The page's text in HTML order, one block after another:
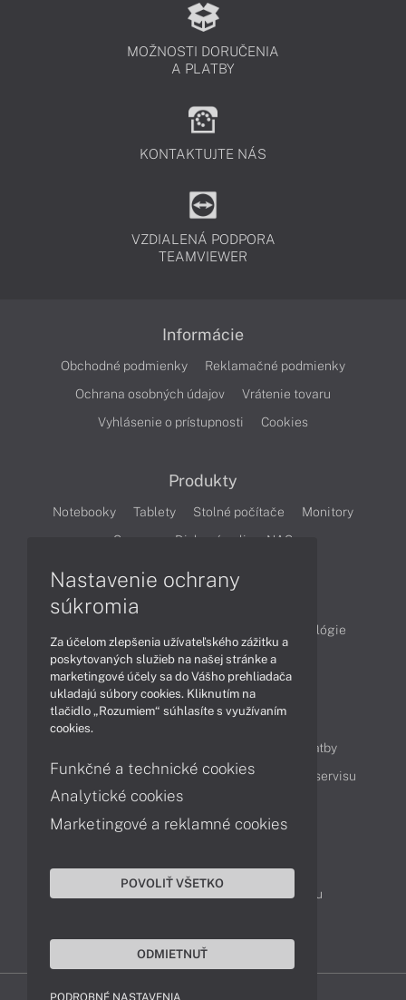
MOŽNOSTI DORUČENIA
A PLATBY
KONTAKTUJTE NÁS
VZDIALENÁ PODPORA
TEAMVIEWER
Informácie
Obchodné podmienky
Reklamačné podmienky
Ochrana osobných údajov
Vrátenie tovaru
Vyhlásenie o prístupnosti
Cookies
Produkty
Notebooky Tablety Stolné počítače
Monitory
Servery
Diskové polia a NAS
Technológie
Videá
Obsah
Možnosti doručenia a platby
Podpora a servis
Servisné služby Cenník servisu
Kontakty
043 4224 771
Obchodné oddelenie
Reklamácia tovaru
Nastavenie ochrany
súkromia
Za účelom zlepšenia užívateľského zážitku a
poskytovaných služieb na našej stránke a
marketingové účely sa do Vášho prehliadača
ukladajú súbory cookies. Kliknutím na
tlačidlo „Rozumiem“ súhlasíte s využívaním
cookies.
Funkčné a technické cookies
Analytické cookies
Marketingové a reklamné cookies
POVOLIŤ VŠETKO
ODMIETNUŤ
PODROBNÉ NASTAVENIA